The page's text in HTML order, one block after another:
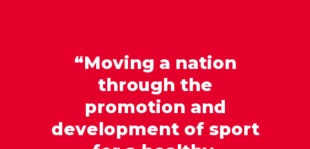
“Moving a nation
through the
promotion and
development of sport